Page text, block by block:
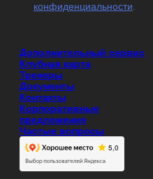
конфиденциальности.
Дополнительный сервис
Клубная карта
Тренеры
Документы
Контакты
Корпоративные
предложения
Частые вопросы